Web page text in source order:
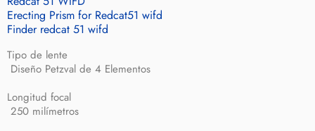
Erecting Prism for Redcat51 wifd
Finder redcat 51 wifd
Tipo de lente
Diseño Petzval de 4 Elementos
Longitud focal
250 milímetros